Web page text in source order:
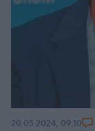
20.05.2024, 09:10